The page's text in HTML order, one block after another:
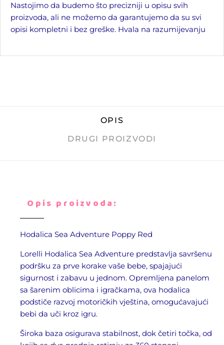
Nastojimo da budemo što precizniji u opisu svih
proizvoda, ali ne možemo da garantujemo da su svi
opisi kompletni i bez greške. Hvala na razumijevanju
OPIS
DRUGI PROIZVODI
Opis proizvoda:
Hodalica Sea Adventure Poppy Red
Lorelli Hodalica Sea Adventure predstavlja savršenu
podršku za prve korake vaše bebe, spajajući
sigurnost i zabavu u jednom. Opremljena panelom
sa šarenim oblicima i igračkama, ova hodalica
podstiče razvoj motoričkih vještina, omogućavajući
bebi da uči kroz igru.
Široka baza osigurava stabilnost, dok četiri točka, od